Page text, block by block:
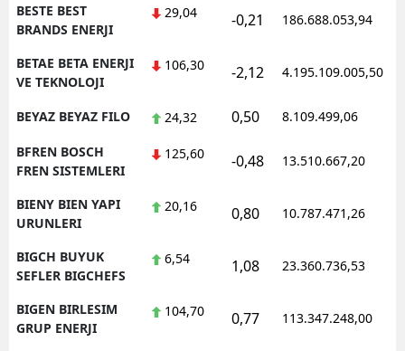
BESTE BEST
BRANDS ENERJI
29,04 -0,21 186.688.053,94
BETAE BETA ENERJI
VE TEKNOLOJI
106,30 -2,12 4.195.109.005,50
BEYAZ BEYAZ FILO 24,32 0,50 8.109.499,06
BFREN BOSCH
FREN SISTEMLERI
125,60 -0,48 13.510.667,20
BIENY BIEN YAPI
URUNLERI
20,16 0,80 10.787.471,26
BIGCH BUYUK
SEFLER BIGCHEFS
6,54 1,08 23.360.736,53
BIGEN BIRLESIM
GRUP ENERJI
104,70 0,77 113.347.248,00